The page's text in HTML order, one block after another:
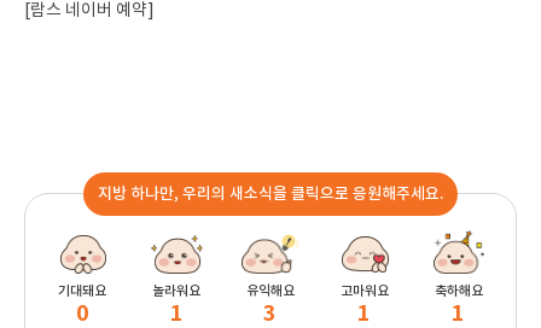
[람스 네이버 예약]
지방 하나만, 우리의 새소식을 클릭으로 응원해주세요.
기대돼요
0
놀라워요
1
유익해요
3
고마워요
1
축하해요
1